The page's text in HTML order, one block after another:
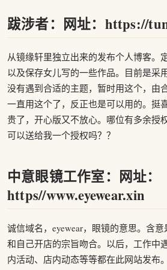
跋涉者：网址：https://
从镜缘轩里独立出来的发布个人博客。
以及保存女儿写的一些作品。目前是采
没有遇到合适的主题，暂时用这个，由
一直用这个了，反正也是可以用的。挺
贵了，开心版又不放心。哪位有多余授
可以送给我一个授权吗？？
中意眼镜工作室：网址：
https//www.eyewear.xin
诚信域名，eyewear，眼镜的意思。含意
和自己开店的宗旨吻合。以后，工作中
内活动、店内动态等等都在此网站发布